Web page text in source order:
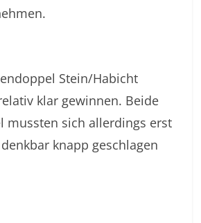
Stein/Habicht
klar gewinnen. Beide
mussten sich allerdings erst
knapp geschlagen